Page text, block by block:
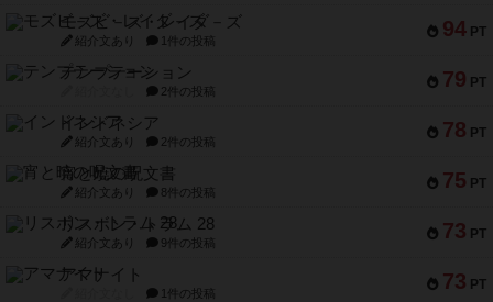
94 PT
モズビ－ズ・レイダ－ズ
紹介文あり 1件の投稿
79 PT
テンプテーション
2件の投稿
78 PT
インドネシア
紹介文あり 2件の投稿
75 PT
宵と暁の呪文書
紹介文あり 8件の投稿
73 PT
リスボン・トラム 28
紹介文あり 9件の投稿
73 PT
アマナイト
1件の投稿